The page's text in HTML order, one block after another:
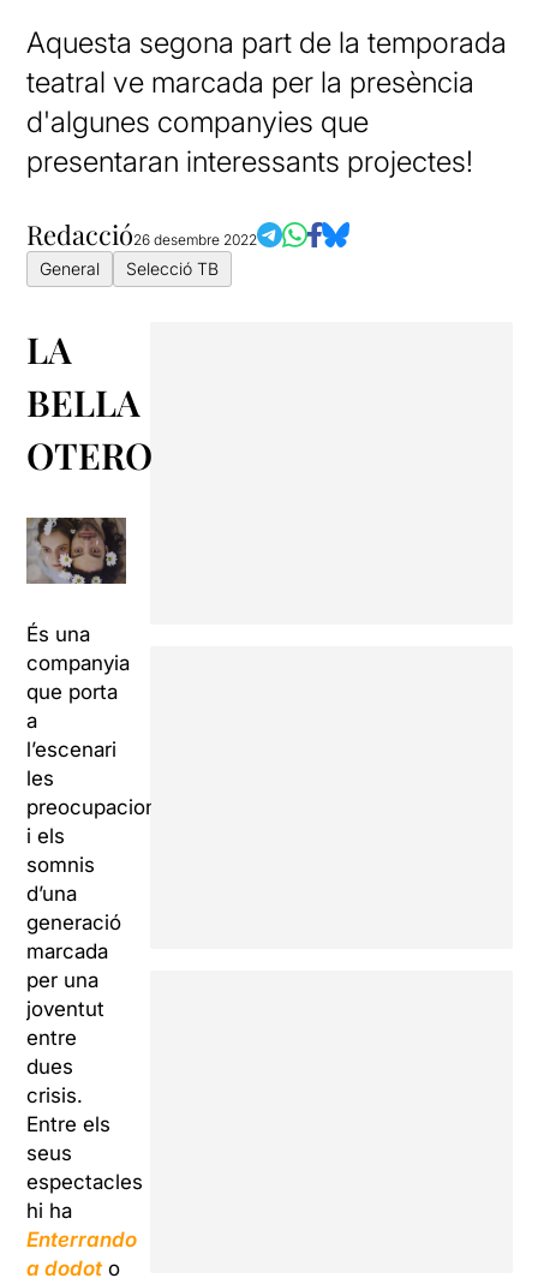
Aquesta segona part de la temporada
teatral ve marcada per la presència
d'algunes companyies que
presentaran interessants projectes!
Redacció26 desembre 2022
General Selecció TB
LA
BELLA
OTERO
És una
companyia
que porta
a
l’escenari
les
preocupacions
i els
somnis
d’una
generació
marcada
per una
joventut
entre
dues
crisis.
Entre els
seus
espectacles
hi ha
Enterrando
a dodoto